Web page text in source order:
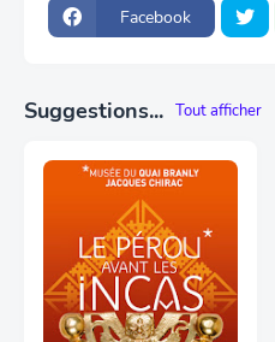
Facebook
Suggestions... Tout afficher